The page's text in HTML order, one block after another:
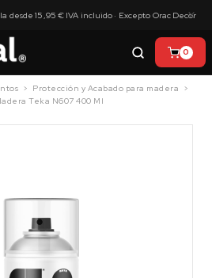
desde 15,95 € IVA incluido · Excepto Orac Decor
×
0
Protección y Acabado para madera
Teka N607 400 Ml